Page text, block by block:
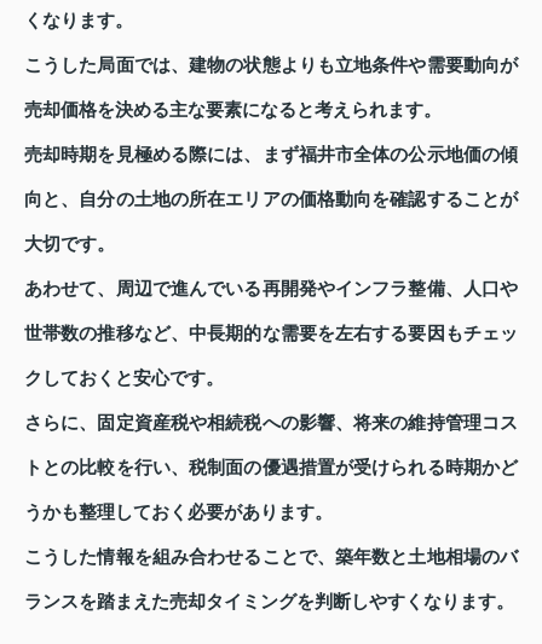
くなります。
こうした局面では、建物の状態よりも立地条件や需要動向が
売却価格を決める主な要素になると考えられます。
売却時期を見極める際には、まず福井市全体の公示地価の傾
向と、自分の土地の所在エリアの価格動向を確認することが
大切です。
あわせて、周辺で進んでいる再開発やインフラ整備、人口や
世帯数の推移など、中長期的な需要を左右する要因もチェッ
クしておくと安心です。
さらに、固定資産税や相続税への影響、将来の維持管理コス
トとの比較を行い、税制面の優遇措置が受けられる時期かど
うかも整理しておく必要があります。
こうした情報を組み合わせることで、築年数と土地相場のバ
ランスを踏まえた売却タイミングを判断しやすくなります。